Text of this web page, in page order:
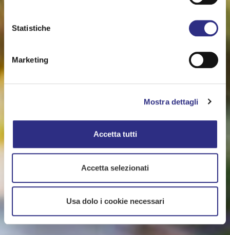
Statistiche
Marketing
Mostra dettagli
Accetta tutti
Accetta selezionati
Usa dolo i cookie necessari